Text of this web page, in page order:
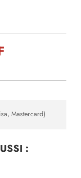
Mastercard)
: